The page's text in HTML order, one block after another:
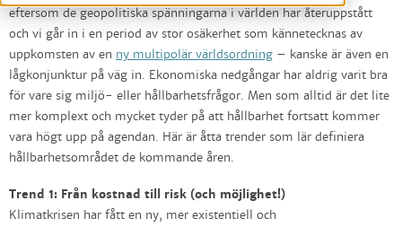
eftersom de geopolitiska spänningarna i världen har återuppstått
och vi går in i en period av stor osäkerhet som kännetecknas av
uppkomsten av en ny multipolär världsordning – kanske är även en
lågkonjunktur på väg in. Ekonomiska nedgångar har aldrig varit bra
för vare sig miljö- eller hållbarhetsfrågor. Men som alltid är det lite
mer komplext och mycket tyder på att hållbarhet fortsatt kommer
vara högt upp på agendan. Här är åtta trender som lär definiera
hållbarhetsområdet de kommande åren.
Trend 1: Från kostnad till risk (och möjlighet!)
Klimatkrisen har fått en ny, mer existentiell och